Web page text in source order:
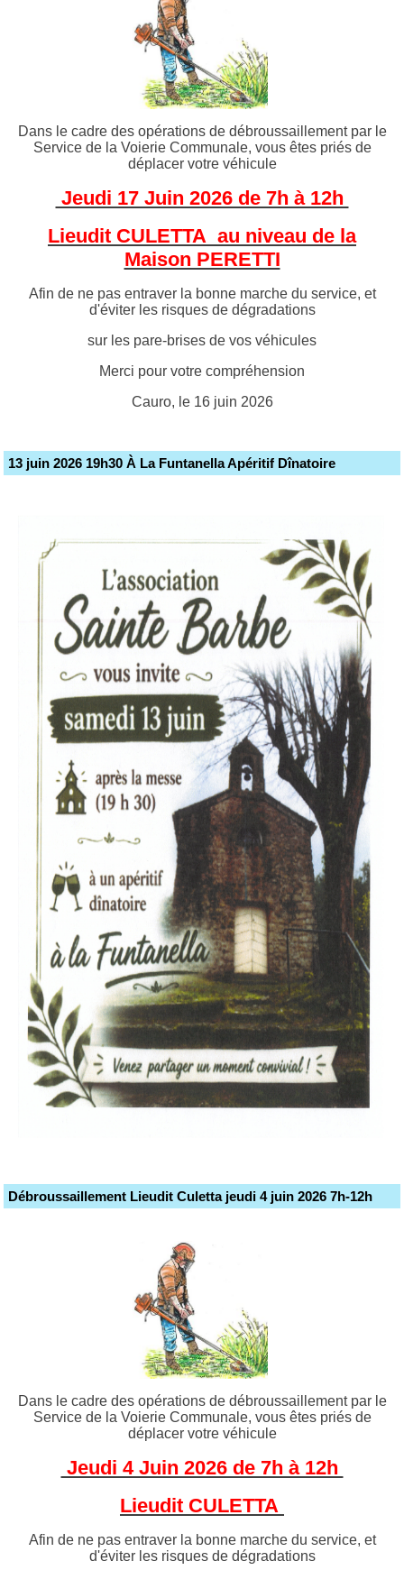
Dans le cadre des opérations de débroussaillement par le
Service de la Voierie Communale, vous êtes priés de
déplacer votre véhicule
Jeudi 17 Juin 2026 de 7h à 12h
Lieudit CULETTA au niveau de la
Maison PERETTI
Afin de ne pas entraver la bonne marche du service, et
d'éviter les risques de dégradations
sur les pare-brises de vos véhicules
Merci pour votre compréhension
Cauro, le 16 juin 2026
13 juin 2026 19h30 À La Funtanella Apéritif Dînatoire
Débroussaillement Lieudit Culetta jeudi 4 juin 2026 7h-12h
Dans le cadre des opérations de débroussaillement par le
Service de la Voierie Communale, vous êtes priés de
déplacer votre véhicule
Jeudi 4 Juin 2026 de 7h à 12h
Lieudit CULETTA
Afin de ne pas entraver la bonne marche du service, et
d'éviter les risques de dégradations